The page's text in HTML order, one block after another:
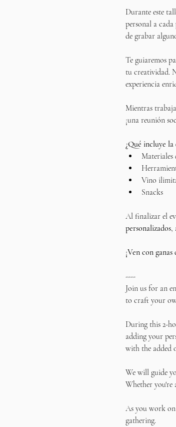
Durante este
personal a
de grabar
Te guiaremos
tu creatividad.
experiencia
Mientras
¡una reunión
¿Qué incluye la
Vino
Snacks
Al finalizar el
personalizados,
¡Ven con
----
Join us for an
to craft your
During this 2-
adding your
with the added
We will guide
Whether you're
As you work on
gathering.